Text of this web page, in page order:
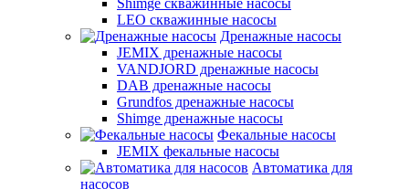
Shimge скважинные насосы
LEO скважинные насосы
Дренажные насосы
JEMIX дренажные насосы
VANDJORD дренажные насосы
DAB дренажные насосы
Grundfos дренажные насосы
Shimge дренажные насосы
Фекальные насосы
JEMIX фекальные насосы
Автоматика для
насосов